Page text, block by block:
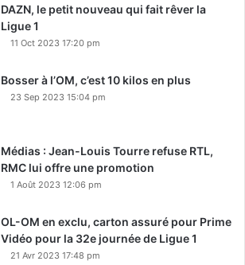
DAZN, le petit nouveau qui fait rêver la
Ligue 1
11 Oct 2023 17:20 pm
Bosser à l’OM, c’est 10 kilos en plus
23 Sep 2023 15:04 pm
Médias : Jean-Louis Tourre refuse RTL,
RMC lui offre une promotion
1 Août 2023 12:06 pm
OL-OM en exclu, carton assuré pour Prime
Vidéo pour la 32e journée de Ligue 1
21 Avr 2023 17:48 pm